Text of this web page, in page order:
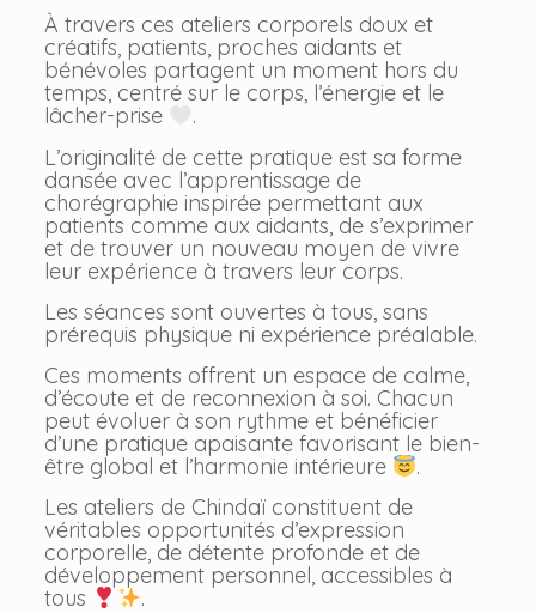
À travers ces ateliers corporels doux et
créatifs, patients, proches aidants et
bénévoles partagent un moment hors du
temps, centré sur le corps, l’énergie et le
lâcher-prise
.
L’originalité de cette pratique est sa forme
dansée avec l’apprentissage de
chorégraphie inspirée permettant aux
patients comme aux aidants, de s’exprimer
et de trouver un nouveau moyen de vivre
leur expérience à travers leur corps.
Les séances sont ouvertes à tous, sans
prérequis physique ni expérience préalable.
Ces moments offrent un espace de calme,
d’écoute et de reconnexion à soi. Chacun
peut évoluer à son rythme et bénéficier
d’une pratique apaisante favorisant le bien-
être global et l’harmonie intérieure
.
Les ateliers de Chindaï constituent de
véritables opportunités d’expression
corporelle, de détente profonde et de
développement personnel, accessibles à
tous
.